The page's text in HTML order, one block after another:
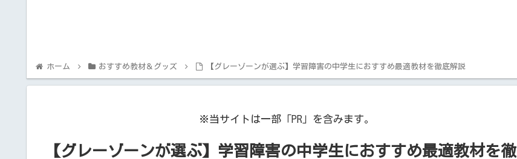
ホーム おすすめ教材＆グッズ 【グレーゾーンが選ぶ】学習障害の中学生におすすめ最適教材を徹底解説
※当サイトは一部「PR」を含みます。
【グレーゾーンが選ぶ】学習障害の中学生におすすめ最適教材を徹